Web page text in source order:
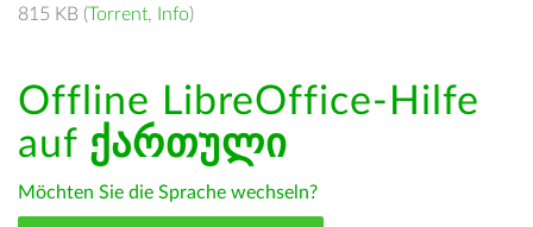
815 KB (Torrent, Info)
Offline LibreOffice-Hilfe
auf ქართული
Möchten Sie die Sprache wechseln?